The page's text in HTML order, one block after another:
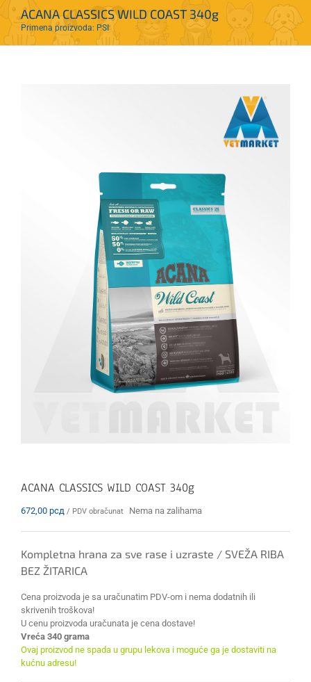
ACANA CLASSICS WILD COAST 340g
Primena proizvoda: PSI
ACANA CLASSICS WILD COAST 340g
672,00 рсд / PDV obračunat Nema na zalihama
Kompletna hrana za sve rase i uzraste / SVEŽA RIBA
BEZ ŽITARICA
Cena proizvoda je sa uračunatim PDV-om i nema dodatnih ili
skrivenih troškova!
U cenu proizvoda uračunata je cena dostave!
Vreća 340 grama
Ovaj proizvod ne spada u grupu lekova i moguće ga je dostaviti na
kućnu adresu!